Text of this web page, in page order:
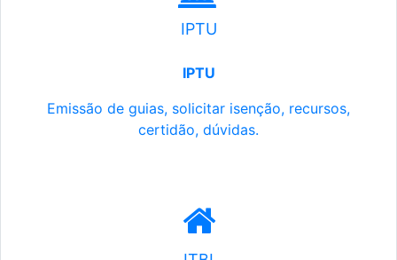
IPTU
IPTU
Emissão de guias, solicitar isenção, recursos,
certidão, dúvidas.